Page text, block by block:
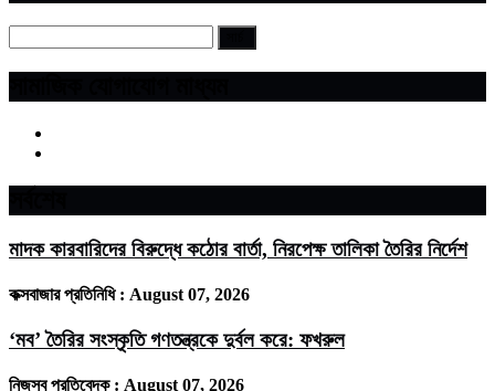
মাদক কারবারিদের বিরুদ্ধে কঠোর বার্তা, নিরপেক্ষ তালিকা তৈরির নির্দেশ
কক্সবাজার প্রতিনিধি : August 07, 2026
‘মব’ তৈরির সংস্কৃতি গণতন্ত্রকে দুর্বল করে: ফখরুল
নিজস্ব প্রতিবেদক : August 07, 2026